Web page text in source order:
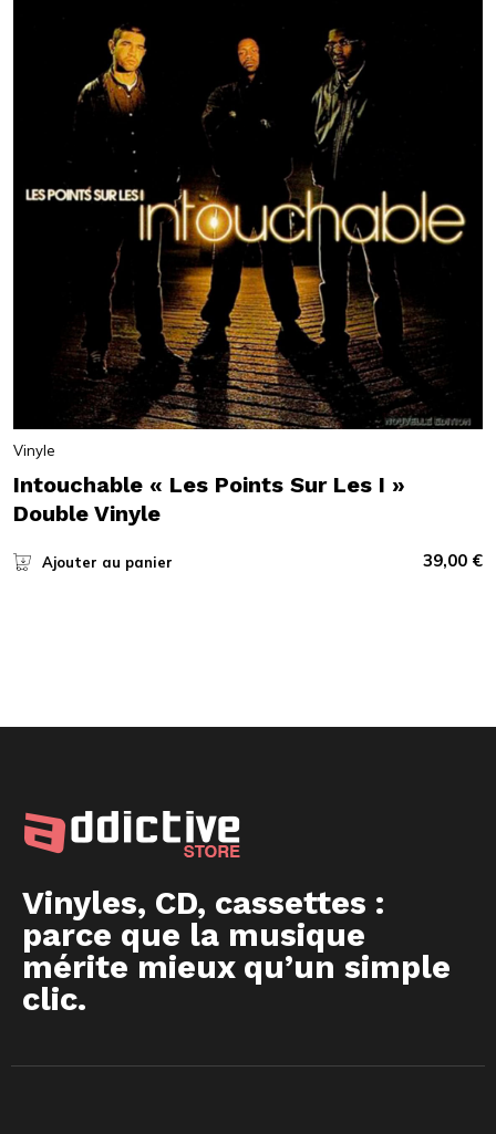
Vinyle
Intouchable « Les Points Sur Les I »
Double Vinyle
Ajouter au panier 39,00 €
Vinyles, CD, cassettes :
parce que la musique
mérite mieux qu’un simple
clic.